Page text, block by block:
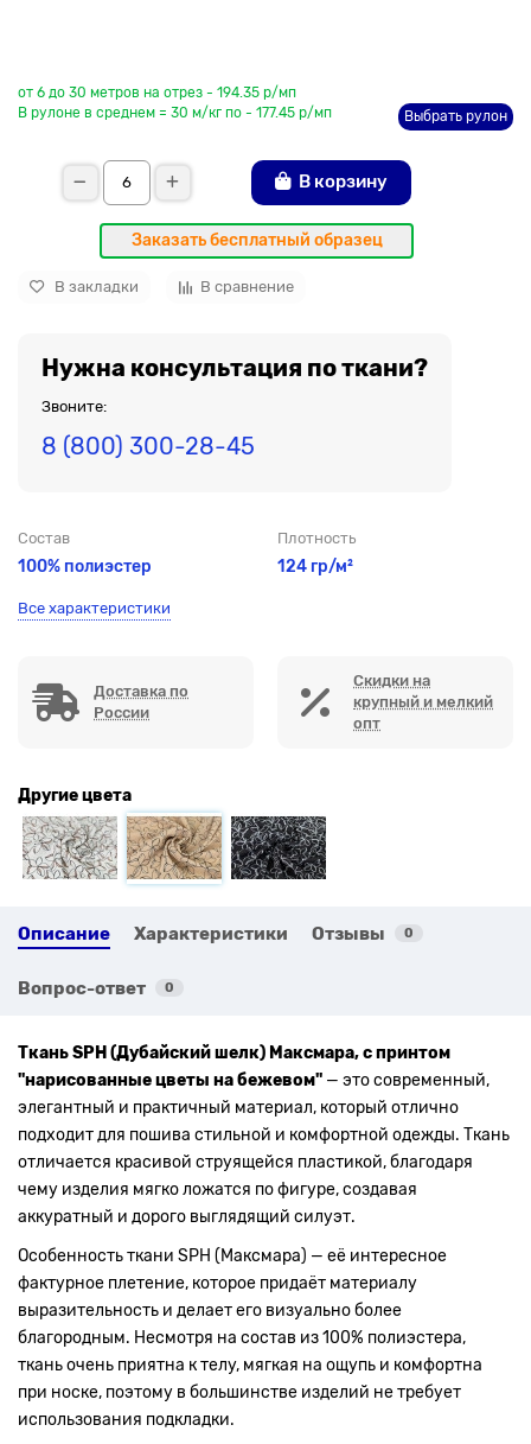
от 6 до 30 метров на отрез - 194.35 р/мп
В рулоне в среднем = 30 м/кг по - 177.45 р/мп
Выбрать рулон
В корзину
Заказать бесплатный образец
В закладки В сравнение
Нужна консультация по ткани?
Звоните:
8 (800) 300-28-45
Состав
100% полиэстер
Плотность
124 гр/м²
Все характеристики
Доставка по
России
Скидки на
крупный и мелкий
опт
Другие цвета
Описание Характеристики Отзывы 0
Вопрос-ответ 0
Ткань SPH (Дубайский шелк) Максмара, с принтом
"нарисованные цветы на бежевом" — это современный,
элегантный и практичный материал, который отлично
подходит для пошива стильной и комфортной одежды. Ткань
отличается красивой струящейся пластикой, благодаря
чему изделия мягко ложатся по фигуре, создавая
аккуратный и дорого выглядящий силуэт.
Особенность ткани SPH (Максмара) — её интересное
фактурное плетение, которое придаёт материалу
выразительность и делает его визуально более
благородным. Несмотря на состав из 100% полиэстера,
ткань очень приятна к телу, мягкая на ощупь и комфортна
при носке, поэтому в большинстве изделий не требует
использования подкладки.